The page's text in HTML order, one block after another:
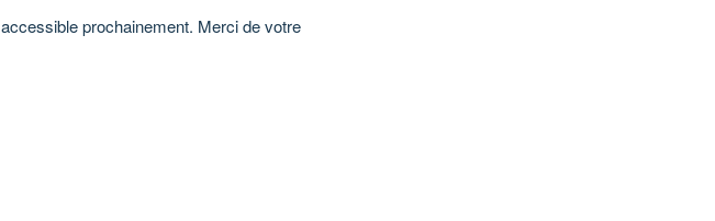
prochainement. Merci de votre